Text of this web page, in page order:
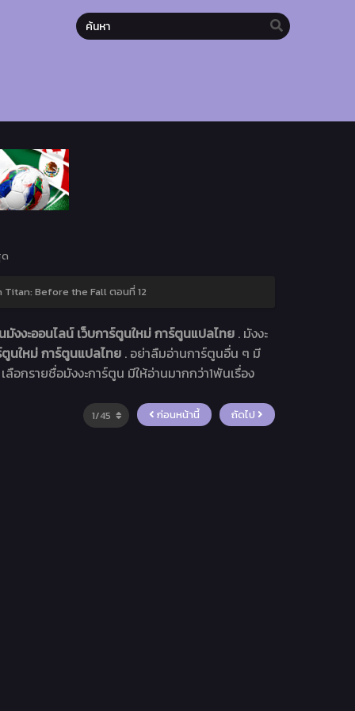
Titan: Before the Fall ตอนที่ 12
งงะออนไลน์ เว็บการ์ตูนใหม่ การ์ตูนแปลไทย . มังงะ
นใหม่ การ์ตูนแปลไทย . อย่าลืมอ่านการ์ตูนอื่น ๆ มี
อกรายชื่อมังงะการ์ตูน มีให้อ่านมากกว่า1พันเรื่อง
ก่อนหน้านี้ ถัดไป